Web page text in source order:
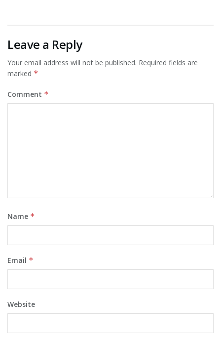
Leave a Reply
Your email address will not be published. Required fields are
marked *
Comment *
Name *
Email *
Website